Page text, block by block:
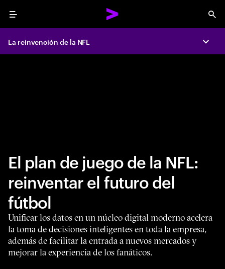
Menu
La reinvención de la NFL
El plan de juego de la NFL:
reinventar el futuro del
fútbol
Unificar los datos en un núcleo digital moderno acelera
la toma de decisiones inteligentes en toda la empresa,
además de facilitar la entrada a nuevos mercados y
mejorar la experiencia de los fanáticos.